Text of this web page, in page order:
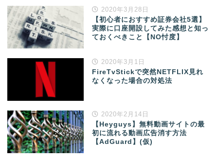
2020年3月28日
【初心者におすすめ証券会社5選】
実際に口座開設してみた感想と知っ
ておくべきこと【NO忖度】
2020年3月1日
FireTvStickで突然NETFLIX見れ
なくなった場合の対処法
2020年2月14日
【Heyguys】無料動画サイトの最
初に流れる動画広告消す方法
【AdGuard】(仮)